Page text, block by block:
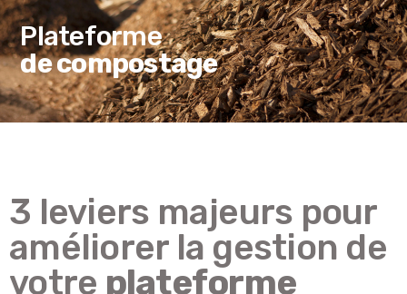
Plateforme
de compostage
3 leviers majeurs pour
améliorer la gestion de
votre plateforme